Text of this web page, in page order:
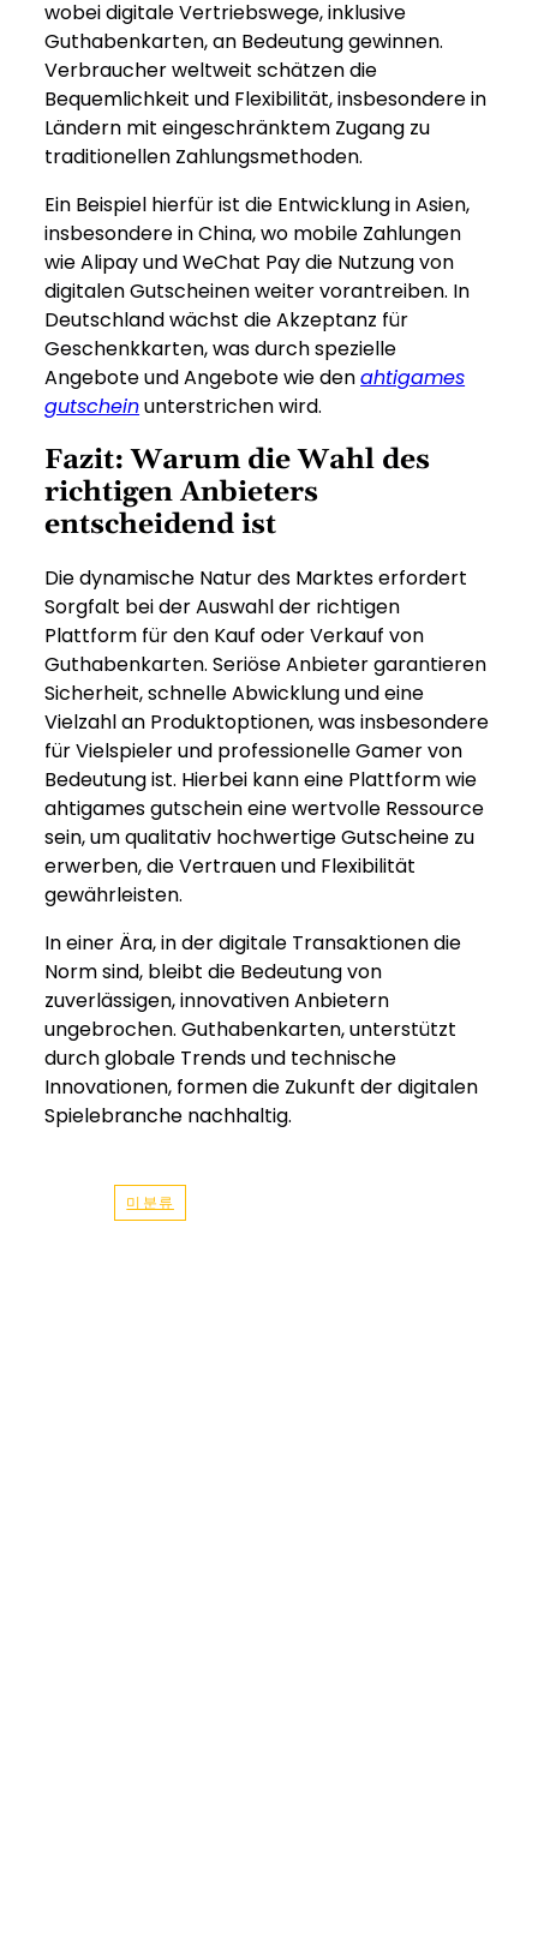
wobei digitale Vertriebswege, inklusive
Guthabenkarten, an Bedeutung gewinnen.
Verbraucher weltweit schätzen die
Bequemlichkeit und Flexibilität, insbesondere in
Ländern mit eingeschränktem Zugang zu
traditionellen Zahlungsmethoden.
Ein Beispiel hierfür ist die Entwicklung in Asien,
insbesondere in China, wo mobile Zahlungen
wie Alipay und WeChat Pay die Nutzung von
digitalen Gutscheinen weiter vorantreiben. In
Deutschland wächst die Akzeptanz für
Geschenkkarten, was durch spezielle
Angebote und Angebote wie denahtigames
gutscheinunterstrichen wird.
Fazit: Warum die Wahl des
richtigen Anbieters
entscheidend ist
Die dynamische Natur des Marktes erfordert
Sorgfalt bei der Auswahl der richtigen
Plattform für den Kauf oder Verkauf von
Guthabenkarten. Seriöse Anbieter garantieren
Sicherheit, schnelle Abwicklung und eine
Vielzahl an Produktoptionen, was insbesondere
für Vielspieler und professionelle Gamer von
Bedeutung ist. Hierbei kann eine Plattform wie
ahtigames gutschein eine wertvolle Ressource
sein, um qualitativ hochwertige Gutscheine zu
erwerben, die Vertrauen und Flexibilität
gewährleisten.
In einer Ära, in der digitale Transaktionen die
Norm sind, bleibt die Bedeutung von
zuverlässigen, innovativen Anbietern
ungebrochen. Guthabenkarten, unterstützt
durch globale Trends und technische
Innovationen, formen die Zukunft der digitalen
Spielebranche nachhaltig.
미분류